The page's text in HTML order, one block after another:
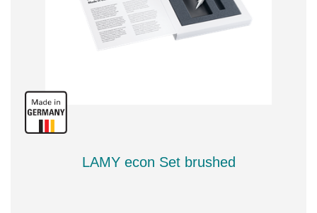
LAMY econ Set brushed